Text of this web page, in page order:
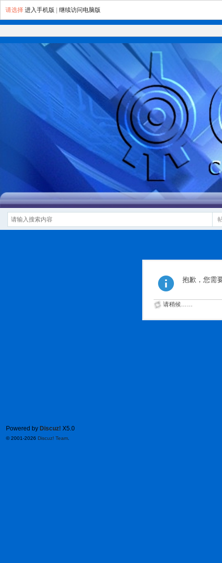
请选择 进入手机版 继续访问电脑版
抱歉，您需
请稍候……
Powered by Discuz! X5.0
© 2001-2026 Discuz! Team